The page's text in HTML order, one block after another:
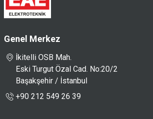
Genel Merkez
İkitelli OSB Mah.
Eski Turgut Özal Cad. No:20/2
Başakşehir / İstanbul
+90 212 549 26 39